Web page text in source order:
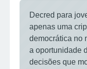
Decred para
apenas uma
democrática no
a oportunidade
decisões que